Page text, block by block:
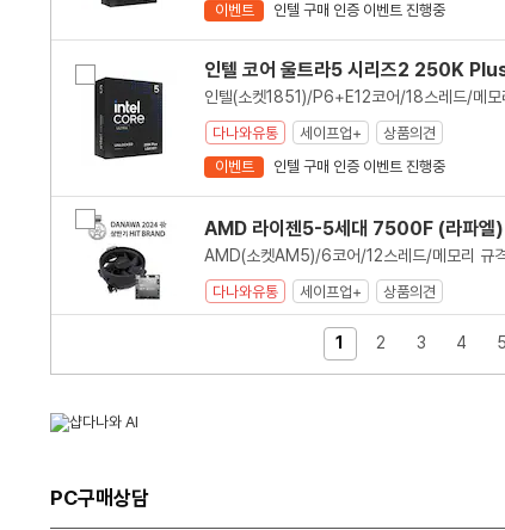
이벤트
인텔 구매 인증 이벤트 진행중
인텔 코어 울트라5 시리즈2 250K
다나와유통 세이프업+
상품의견
이벤트
인텔 구매 인증 이벤트 진행중
AMD 라이젠5-5세대 7500F (라파엘)
다나와유통 세이프업+ 상품의견
AMD 라이젠5-6세대 9600X (그래니
교
1 2 3 4 5
PC구매상담